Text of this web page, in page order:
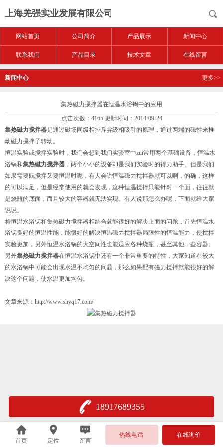
上海羌强实业发展有限公司
网站首页 公司简介 产品展示 新闻中心
联系我们 产品目录 技术文章 在线留言
新闻中心 更多>>
集热磁力搅拌器在恒温水浴锅中的应用
点击次数：4165 更新时间：2014-09-24
集热磁力搅拌器是通过磁场同级相排斥异级相吸引的原理，通过两端的磁性来推
动磁力搅拌子转动。
恒温实验或搅拌实验时，我们会想到我们实验室中zui常用两个基础设备，恒温水
浴锅和集热磁力搅拌器 ，两个小小的设备却是我们实验时的得力助手。但是我们
如果需要既搅拌又要恒温时呢，有人会说恒温磁力搅拌器就可以啊，的确，这样
的可以满足，但是经常使用的就会发现，这种恒温搅拌只能针对一个面，往往就
是烧瓶的底面，而且较大的容器就无法实现。有人说那怎么办呢，下面就给大家
说说。
将恒温水浴锅和集热磁力搅拌器相结合就能很好的解决上面的问题，首先恒温水
浴锅良好的恒温性能，能很好的解决恒温磁力搅拌器局限性的恒温能力，使搅拌
实验更加，另外恒温水浴锅的大空间性也能适应各种烧瓶，甚至其他一些容器。
另外集热磁力搅拌器在恒温水浴锅中还有一个非常重要的特性，大家知道在较大
的水浴锅中可能会出现水温不均匀的问题，那么如果配有磁力搅拌就能很好的解
决这个问题，使水温更加均匀。
文章来源：http://www.shyq17.com/
18917689355
首页 定位 留言
热线电话 在线询价